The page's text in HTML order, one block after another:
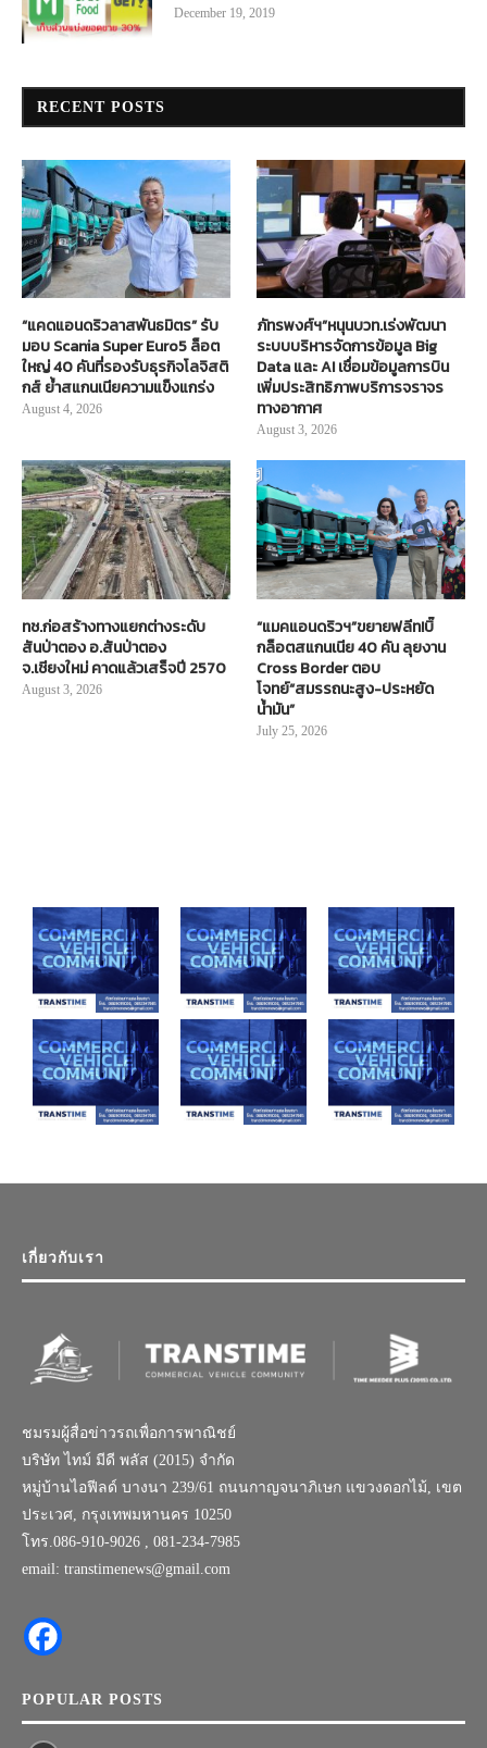
December 19, 2019
RECENT POSTS
“แคดแอนดริวลาสพันธมิตร” รับ
มอบ Scania Super Euro5 ล็อต
ใหญ่ 40 คันที่รองรับธุรกิจโลจิสติ
กส์ ย้ำสแกนเนียความแข็งแกร่ง
August 4, 2026
ภัทรพงศ์ฯ”หนุนบวท.เร่งพัฒนา
ระบบบริหารจัดการข้อมูล Big
Data และ AI เชื่อมข้อมูลการบิน
เพิ่มประสิทธิภาพบริการจราจร
ทางอากาศ
August 3, 2026
ทช.ก่อสร้างทางแยกต่างระดับ
สันป่าตอง อ.สันป่าตอง
จ.เชียงใหม่ คาดแล้วเสร็จปี 2570
August 3, 2026
“แมคแอนดริวฯ”ขยายฟลีท!บิ๊
กล็อตสแกนเนีย 40 คัน ลุยงาน
Cross Border ตอบ
โจทย์“สมรรถนะสูง-ประหยัด
น้ำมัน”
July 25, 2026
เกี่ยวกับเรา
ชมรมผู้สื่อข่าวรถเพื่อการพาณิชย์
บริษัท ไทม์ มีดี พลัส (2015) จำกัด
หมู่บ้านไอฟีลด์ บางนา 239/61 ถนนกาญจนาภิเษก แขวงดอกไม้, เขต
ประเวศ, กรุงเทพมหานคร 10250
โทร.086-910-9026 , 081-234-7985
email: transtimenews@gmail.com
POPULAR POSTS